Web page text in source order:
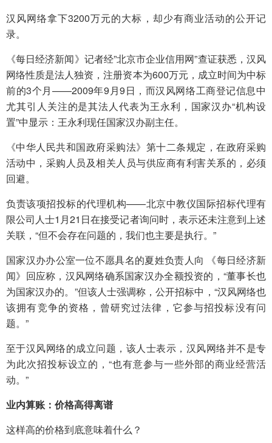
汉风网络拿下3200万元的大标，却少有商业活动的公开记
录。
《每日经济新闻》记者经”北京市企业信用网”查证获悉，汉风
网络性质是法人独资，注册资本为600万元，成立时间为中标
前的3个月——2009年9月9日，而汉风网络工商登记信息中
尤其引人关注的是其法人代表为王永利，国家汉办“机构设
置”中显示：王永利现任国家汉办副主任。
《中华人民共和国政府采购法》第十二条规定，在政府采购
活动中，采购人员及相关人员与供应商有利害关系的，必须
回避。
负责该项招投标的代理机构——北京中教仪国际招标代理有
限公司人士1月21日在接受记者询问时，表示还未注意到上述
关联，“但不会存在问题的，我们也主要是执行。”
国家汉办办公室一位不愿具名的夏姓负责人向 《每日经济新
闻》回应称，汉风网络确系国家汉办全额投资的，“董事长也
为国家汉办的。”但该人士强调称，公开招标中，“汉风网络也
该拥有竞争的资格，曾研究过法律，它参与招投标没有问
题。”
至于汉风网络的成立问题，该人士表示，汉风网络并不是专
为此次招投标设立的，“也有意参与一些外部的商业经营活
动。”
业内算账：价格高得离谱
这样高的价格到底意味着什么？